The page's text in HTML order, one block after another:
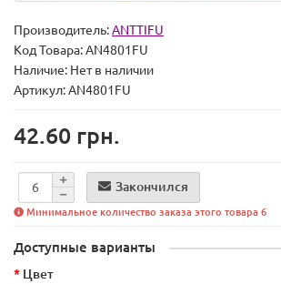
Производитель:ANTTIFU
Код Товара:AN4801FU
Наличие: Нет в наличии
Артикул: AN4801FU
42.60 грн.
Закончился
Минимальное количество заказа этого товара 6
Доступные варианты
Цвет